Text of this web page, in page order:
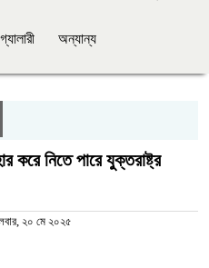
অন্যান্য
করে নিতে পারে যুক্তরাষ্ট্র
২০ মে ২০২৫